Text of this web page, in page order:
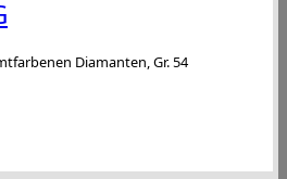
Diamanten, Gr. 54